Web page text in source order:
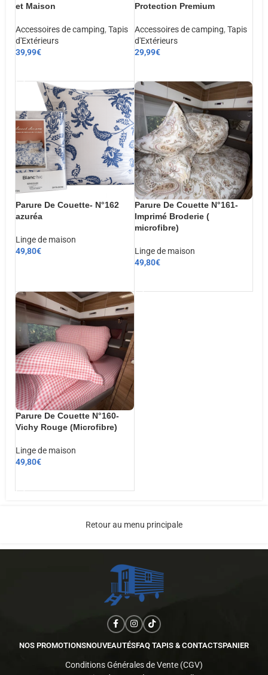
et Maison
Accessoires de camping, Tapis
d'Extérieurs
39,99€
Protection Premium
Accessoires de camping, Tapis
d'Extérieurs
29,99€
Parure De Couette- N°162
azuréa
Linge de maison
49,80€
Parure De Couette N°161-
Imprimé Broderie (
microfibre)
Linge de maison
49,80€
Parure De Couette N°160-
Vichy Rouge (Microfibre)
Linge de maison
49,80€
Retour au menu principale
NOS PROMOTIONSNOUVEAUTÉSFAQ TAPIS & CONTACTSPANIER
Conditions Générales de Vente (CGV)